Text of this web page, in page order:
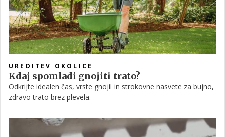
UREDITEV OKOLICE
Kdaj spomladi gnojiti trato?
Odkrijte idealen čas, vrste gnojil in strokovne nasvete za bujno,
zdravo trato brez plevela.